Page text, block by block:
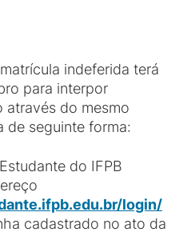
indeferida terá
para interpor
através do mesmo
de seguinte forma:
do IFPB
login/
cadastrado no ato da